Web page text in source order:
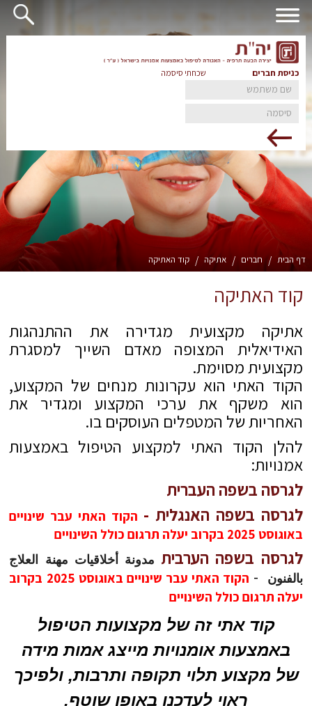
כניסת חברים שכחתי סיסמה
דף הבית / חברים / אתיקה / קוד האתיקה
קוד האתיקה
אתיקה מקצועית מגדירה את ההתנהגות
האידיאלית המצופה מאדם השייך למסגרת
מקצועית מסוימת.
הקוד האתי הוא עקרונות מנחים של המקצוע,
הוא משקף את ערכי המקצוע ומגדיר את
האחריות של המטפלים העוסקים בו.
להלן הקוד האתי למקצוע הטיפול באמצעות
אמנויות:
לגרסה בשפה העברית
לגרסה בשפה האנגלית- הקוד האתי עבר שינויים
באוגוסט 2025 בקרוב יעלה תרגום כולל השינויים
לגרסה בשפה הערבית مدونة أخلاقيات مهنة العلاج
بالفنون
-
הקוד האתי עבר שינויים באוגוסט 2025 בקרוב
יעלה תרגום כולל השינויים
קוד אתי זה של מקצועות הטיפול
באמצעות אומנויות מייצג אמות מידה
של מקצוע תלוי תקופה ותרבות,ולפיכך
ראוי לעדכנו באופן שוטף.